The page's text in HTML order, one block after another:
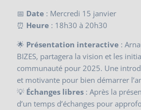
📅 Date : Mercredi 15 janvier
⏰ Heure : 18h30 à 20h30
🌟 Présentation interactive :
BIZES, partagera la vision et les
communauté pour 2025. Une
et motivante pour bien démarrer
💡 Échanges libres : Après la
d’un temps d’échanges pour